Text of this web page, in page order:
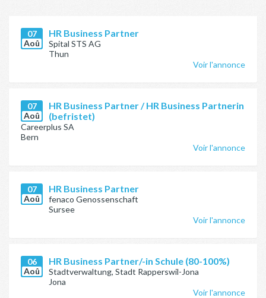
07
Aoû
HR Business Partner
Spital STS AG
Thun
Voir l'annonce
07
Aoû
HR Business Partner / HR Business Partnerin
(befristet)
Careerplus SA
Bern
Voir l'annonce
07
Aoû
HR Business Partner
fenaco Genossenschaft
Sursee
Voir l'annonce
06
Aoû
HR Business Partner/-in Schule (80-100%)
Stadtverwaltung, Stadt Rapperswil-Jona
Jona
Voir l'annonce